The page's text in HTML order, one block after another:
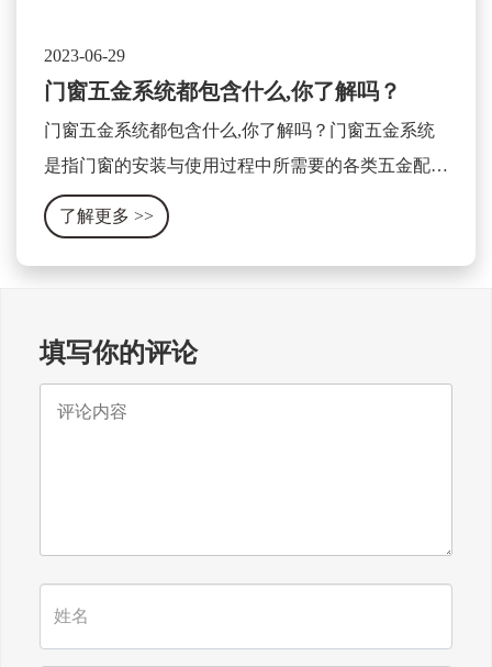
2023-06-29
门窗五金系统都包含什么,你了解吗？
门窗五金系统都包含什么,你了解吗？门窗五金系统
是指门窗的安装与使用过程中所需要的各类五金配件
及相关设备的集合体。它包含了门窗的开关、锁具、
合页、滑轨、拉手、密封条等各种零部件。
了解更多 >>
填写你的评论